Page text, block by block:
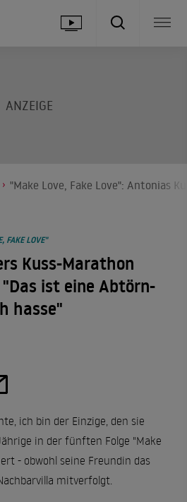
"Make Love, Fake Love": Antonias
FAKE LOVE"
Kuss-Marathon
ist eine Abtörn-
hasse"
ich bin der Einzige, den sie
in der fünften Folge "Make
- obwohl seine Freundin das
mitverfolgt.